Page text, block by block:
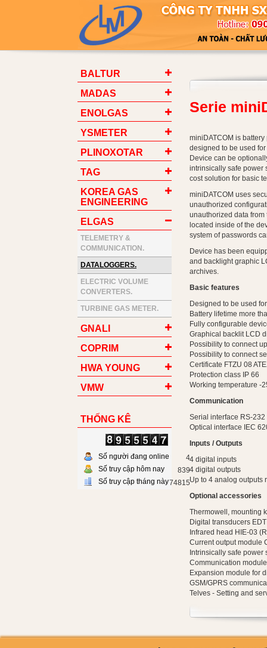
BALTUR
MADAS
ENOLGAS
YSMETER
PLINOXOTAR
TAG
KOREA GAS
ENGINEERING
ELGAS
TELEMETRY &
COMMUNICATION.
DATALOGGERS.
ELECTRIC VOLUME
CONVERTERS.
TURBINE GAS METER.
GNALI
COPRIM
HWA YOUNG
VMW
THỐNG KÊ
Số người đang online
4
Số truy cập hôm nay
839
Số truy cập tháng này74815
Serie
miniDATCOM is
designed to be used
Device can be
intrinsically safe power
cost solution for basic
miniDATCOM uses
unauthorized
unauthorized data from
located inside of the
system of passwords
Device has been
and backlight graphic
archives.
Basic features
Designed to be used
Battery lifetime more
Fully configurable
Graphical backlit LCD
Possibility to connect
Possibility to connect
Certificate FTZU 08
Protection class IP 66
Working temperature -
Communication
Serial interface RS-232
Optical interface IEC
Inputs / Outputs
4 digital inputs
4 digital outputs
Up to 4 analog outputs
Optional accessories
Thermowell, mounting
Digital transducers
Infrared head HIE-03
Current output module
Intrinsically safe power
Communication
Expansion module for
GSM/GPRS
Telves - Setting and